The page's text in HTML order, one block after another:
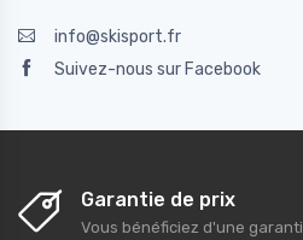
info@skisport.fr
Suivez-nous sur Facebook
Garantie de prix
Vous bénéficiez d'une